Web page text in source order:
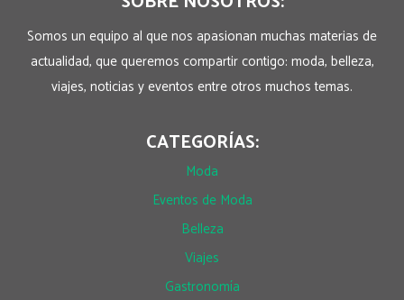
Somos un equipo al que nos apasionan muchas materias de
actualidad, que queremos compartir contigo: moda, belleza,
viajes, noticias y eventos entre otros muchos temas.
CATEGORÍAS:
Moda
Eventos de Moda
Belleza
Viajes
Gastronomía